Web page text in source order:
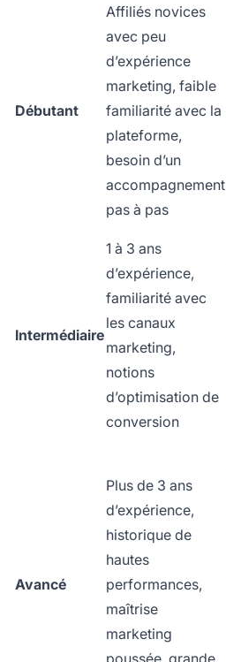
Débutant
Affiliés novices
avec peu
d’expérience
marketing, faible
familiarité avec la
plateforme,
besoin d’un
accompagnement
pas à pas
Intermédiaire
1 à 3 ans
d’expérience,
familiarité avec
les canaux
marketing,
notions
d’optimisation de
conversion
Avancé
Plus de 3 ans
d’expérience,
historique de
hautes
performances,
maîtrise
marketing